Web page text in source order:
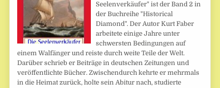
Seelenverkäufer" ist der Band 2 in
der Buchreihe "Historical
Diamond". Der Autor Kurt Faber
arbeitete einige Jahre unter
schwersten Bedingungen auf
einem Walfänger und reiste durch weite Teile der Welt.
Darüber schrieb er Beiträge in deutschen Zeitungen und
veröffentlichte Bücher. Zwischendurch kehrte er mehrmals
in die Heimat zurück, holte sein Abitur nach, studierte